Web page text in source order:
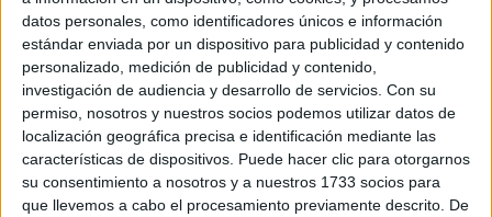
datos personales, como identificadores únicos e información
estándar enviada por un dispositivo para publicidad y contenido
personalizado, medición de publicidad y contenido,
investigación de audiencia y desarrollo de servicios. Con su
permiso, nosotros y nuestros socios podemos utilizar datos de
localización geográfica precisa e identificación mediante las
características de dispositivos. Puede hacer clic para otorgarnos
su consentimiento a nosotros y a nuestros 1733 socios para
que llevemos a cabo el procesamiento previamente descrito. De
La Ciudad Autónoma de Ceuta continúareforzando su
estrategia de promoción turística. En esta ocasión, ha
participado en la XII edición deCultourfair, la única feria
internacional B2B especializada en turismo cultural
premium y MICE, que se ha celebrado en Sevilla y en el
que la ciudad autónomaha tenido bastante
protagonismo.